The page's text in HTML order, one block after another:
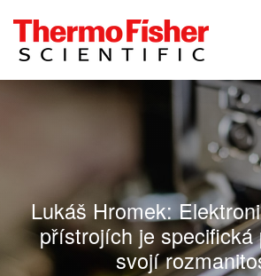
Lukáš Hromek:
přístrojích je specifická
svojí